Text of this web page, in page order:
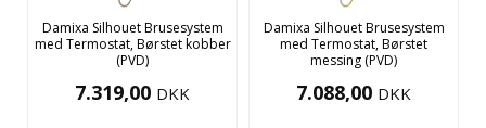
Damixa Silhouet Brusesystem
med Termostat, Børstet kobber
(PVD)
7.319,00 DKK
Damixa Silhouet Brusesystem
med Termostat, Børstet
messing (PVD)
7.088,00 DKK